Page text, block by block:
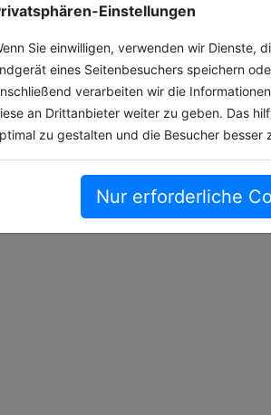
Einstellungen
Sie einwilligen, verwenden wir Dienste,
eines Seitenbesuchers speichern
verarbeiten wir die
an Drittanbieter weiter zu geben. Das
zu gestalten und die Besucher besser
Nur erforderliche